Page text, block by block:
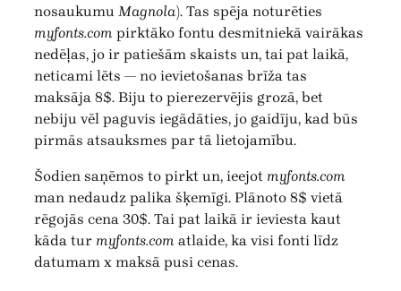
nosaukumu Magnola). Tas spēja noturēties
myfonts.com pirktāko fontu desmitniekā vairākas
nedēļas, jo ir patiešām skaists un, tai pat laikā,
neticami lēts — no ievietošanas brīža tas
maksāja 8$. Biju to pierezervējis grozā, bet
nebiju vēl paguvis iegādāties, jo gaidīju, kad būs
pirmās atsauksmes par tā lietojamību.
Šodien saņēmos to pirkt un, ieejot myfonts.com
man nedaudz palika šķemīgi. Plānoto 8$ vietā
rēgojās cena 30$. Tai pat laikā ir ieviesta kaut
kāda tur myfonts.com atlaide, ka visi fonti līdz
datumam x maksā pusi cenas.